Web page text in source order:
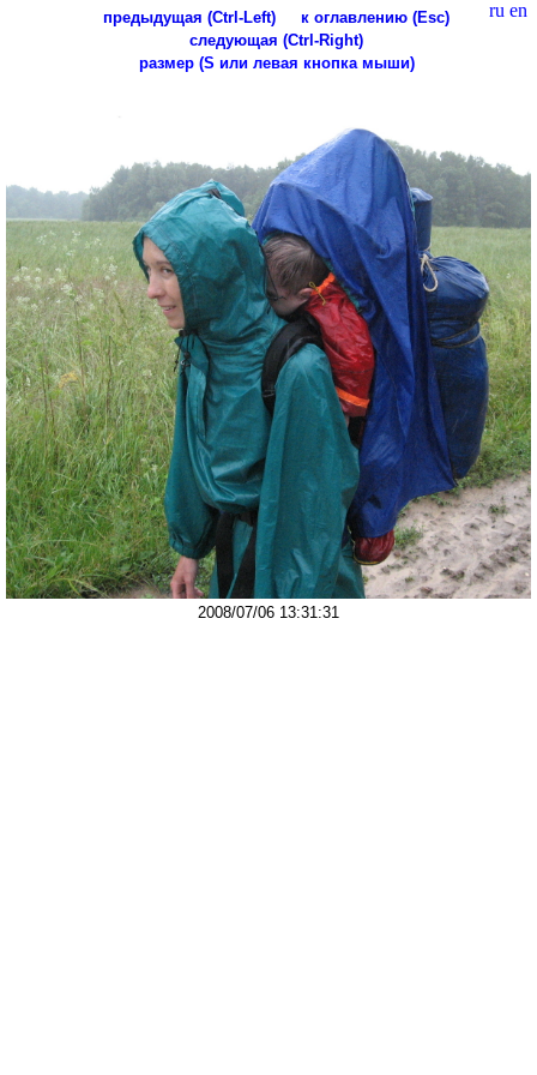
ru en
предыдущая (Ctrl-Left)
к оглавлению (Esc)
следующая (Ctrl-Right)
размер (S или левая кнопка мыши)
2008/07/06 13:31:31